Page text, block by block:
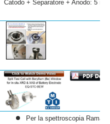
Catodo + Separatore + Anodo: 5 mm
Per la spettroscopia